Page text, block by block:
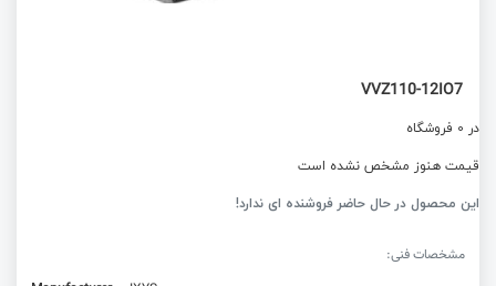
VVZ110-12IO7
در 0 فروشگاه
قیمت هنوز مشخص نشده است
این محصول در حال حاضر فروشنده ای ندارد!
مشخصات فنی: